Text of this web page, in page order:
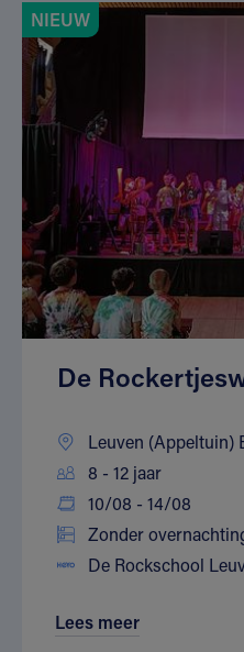
NIEUW
De
Leuven (Appeltuin)
8 - 12 jaar
10/08 - 14/08
Zonder
De Rockschool
Lees meer